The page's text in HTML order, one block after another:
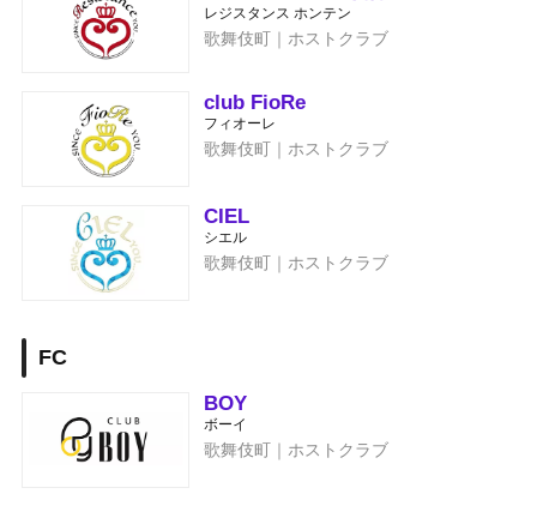
レジスタンス ホンテン
歌舞伎町｜ホストクラブ
club FioRe
フィオーレ
歌舞伎町｜ホストクラブ
CIEL
シエル
歌舞伎町｜ホストクラブ
FC
BOY
ボーイ
歌舞伎町｜ホストクラブ